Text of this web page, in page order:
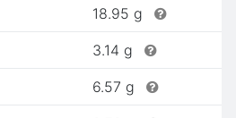
18.95 g
3.14 g
6.57 g